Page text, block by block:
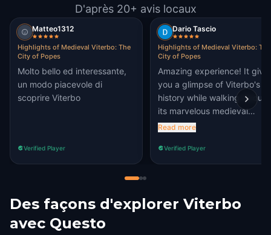
D'après 20+ avis locaux
Matteo1312
Highlights of Medieval Viterbo: The
City of Popes
Molto bello ed interessante,
un modo piacevole di
scoprire Viterbo
Verified Player
Dario Tascio
Highlights of Medieval Viterbo: The
City of Popes
Amazing experience! It
you a glimpse of Viterbo's
history while walking
its marvelous medieval
monuments. I strongly
the city
Read more
Verified Player
Des façons d'explorer Viterbo
avec Questo